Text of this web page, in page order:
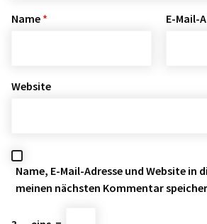
Name * E-Mail-
Website
Name, E-Mail-Adresse und Website in
meinen nächsten Kommentar